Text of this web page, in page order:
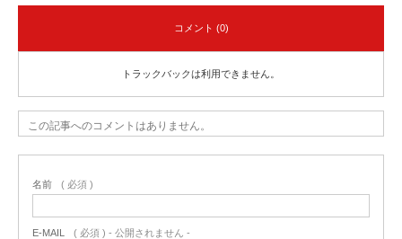
コメント (0)
トラックバックは利用できません。
この記事へのコメントはありません。
名前 ( 必須 )
E-MAIL ( 必須 ) - 公開されません -